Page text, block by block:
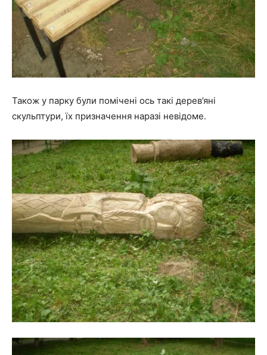
Також у парку були помічені ось такі дерев’яні
скульптури, їх призначення наразі невідоме.